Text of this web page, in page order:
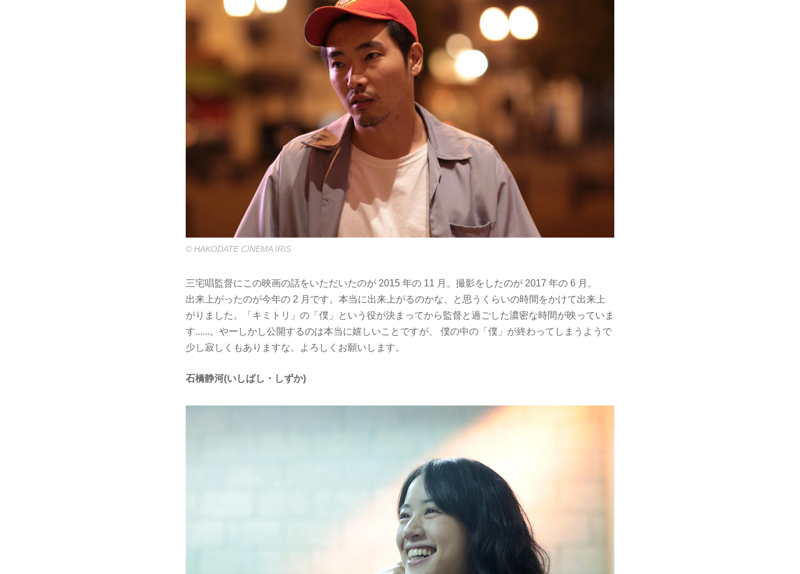
© HAKODATE CINEMA IRIS
三宅唱監督にこの映画の話をいただいたのが 2015 年の 11 月。撮影をしたのが 2017 年の 6 月。
出来上がったのが今年の 2 月です。本当に出来上がるのかな、と思うくらいの時間をかけて出来上
がりました。「キミトリ」の「僕」という役が決まってから監督と過ごした濃密な時間が映っていま
す......。やーしかし公開するのは本当に嬉しいことですが、 僕の中の「僕」が終わってしまうようで
少し寂しくもありますな。よろしくお願いします。
石橋静河(いしばし・しずか)